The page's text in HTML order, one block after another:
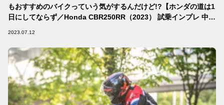
もおすすめのバイクっていう気がするんだけど!?【ホンダの道は1
日にしてならず／Honda CBR250RR（2023） 試乗インプレ 中
2023.07.12